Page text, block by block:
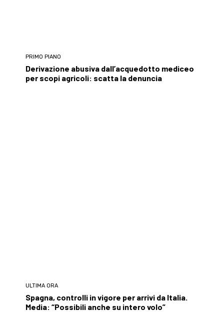
PRIMO PIANO
Derivazione abusiva dall’acquedotto mediceo
per scopi agricoli: scatta la denuncia
ULTIMA ORA
Spagna, controlli in vigore per arrivi da Italia.
Media: “Possibili anche su intero volo”